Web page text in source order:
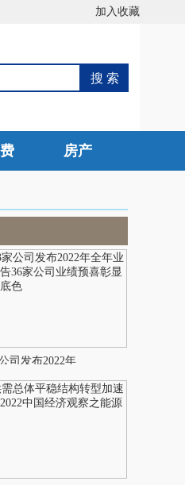
加入收藏
房产
司发布2022年